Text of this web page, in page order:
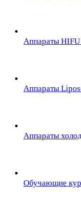
Аппараты
Аппараты
Аппараты
Обучающие